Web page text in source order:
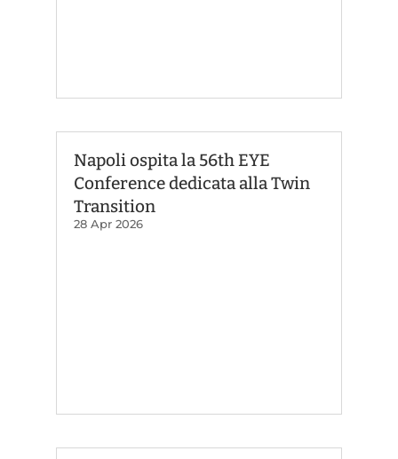
Napoli ospita la 56th EYE
Conference dedicata alla Twin
Transition
28 Apr 2026